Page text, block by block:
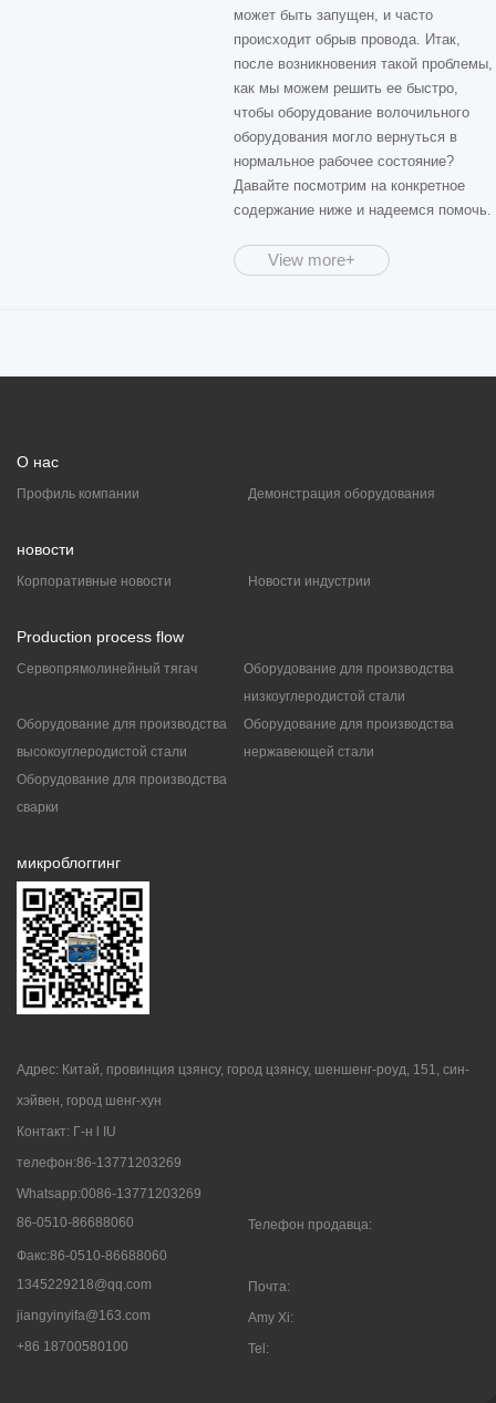
может быть запущен, и часто
происходит обрыв провода. Итак,
после возникновения такой проблемы,
как мы можем решить ее быстро,
чтобы оборудование волочильного
оборудования могло вернуться в
нормальное рабочее состояние?
Давайте посмотрим на конкретное
содержание ниже и надеемся помочь.
View more+
О нас
Профиль компании Демонстрация оборудования
новости
Корпоративные новости Новости индустрии
Production process flow
Сервопрямолинейный тягач
Оборудование для производства
низкоуглеродистой стали
Оборудование для производства
высокоуглеродистой стали
Оборудование для производства
нержавеющей стали
Оборудование для производства
сварки
микроблоггинг
Адрес: Китай, провинция цзянсу, город цзянсу, шеншенг-роуд, 151, син-
хэйвен, город шенг-хун
Контакт: Г-н l IU
телефон:86-13771203269
Whatsapp:0086-13771203269
Телефон продавца:
86-0510-86688060
Факс:86-0510-86688060
Почта:
1345229218@qq.com
Amy Xi:
jiangyinyifa@163.com
Tel:
+86 18700580100